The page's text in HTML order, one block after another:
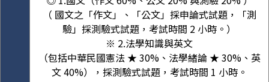
（ 國文之「作文」、「公文」採申論式試題，「測
驗」採測驗式試題，考試時間 2 小時。）
※ 2.法學知識與英文
（包括中華民國憲法 ★ 30%、法學緒論 ★ 30%、英
文 40%），採測驗式試題，考試時間 1 小時。